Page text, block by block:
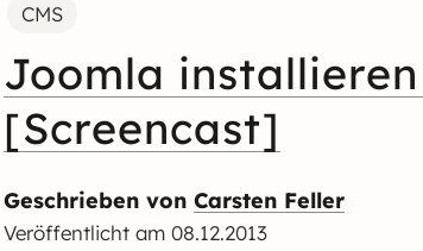
CMS
Joomla
[Screencast]
Geschrieben von Carsten Feller
Veröffentlicht am 08.12.2013